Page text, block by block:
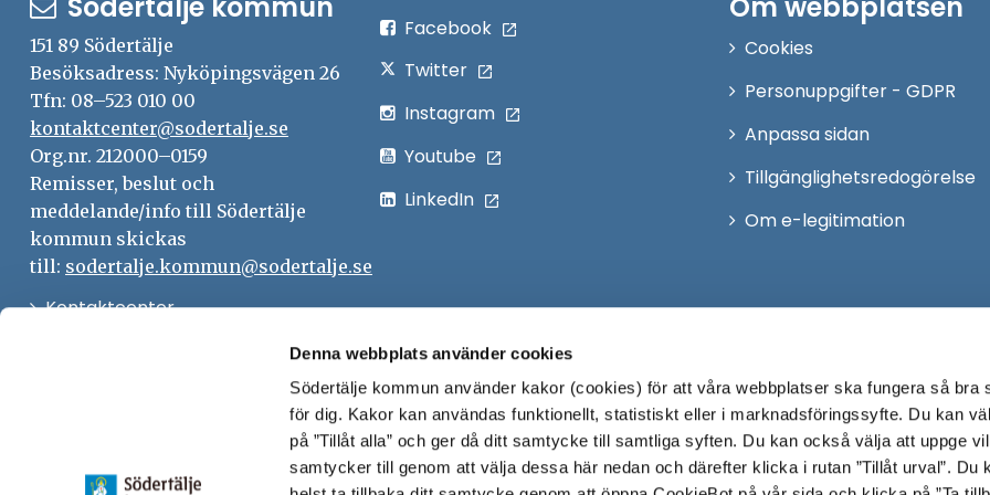
Denna webbplats använder cookies
Södertälje kommun använder kakor (cookies) för att våra webbplatser ska fungera så bra
för dig. Kakor kan användas funktionellt, statistiskt eller i marknadsföringssyfte. Du kan
på ”Tillåt alla” och ger då ditt samtycke till samtliga syften. Du kan också välja att uppge
samtycker till genom att välja dessa här nedan och därefter klicka i rutan ”Tillåt urval”. Du
151 89 Södertälje
Besöksadress: Nyköpingsvägen 26
Tfn: 08–523 010 00
kontaktcenter@sodertalje.se
Org.nr. 212000–0159
Remisser, beslut och
meddelande/info till Södertälje
kommun skickas
till: sodertalje.kommun@sodertalje.se
KontaktcenterÖppna
fönster
Anslagstavla
Facebook
Twitter
Instagram
Youtube
LinkedIn
Cookies
Personuppgifter - GDPR
Anpassa sidan
Tillgänglighetsredogörelse
Om e-legitimation